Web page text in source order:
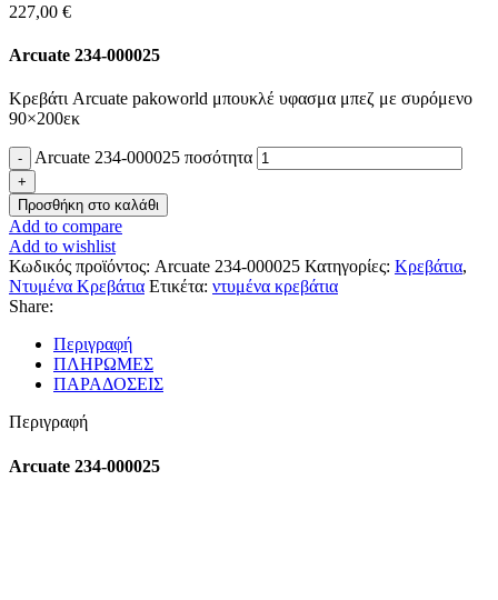
227,00 €
Arcuate 234-000025
Κρεβάτι Arcuate pakoworld μπουκλέ υφασμα μπεζ με συρόμενο
90×200εκ
Arcuate 234-000025 ποσότητα
Προσθήκη στο καλάθι
Add to compare
Add to wishlist
Κωδικός προϊόντος: Arcuate 234-000025 Κατηγορίες: Κρεβάτια,
Ντυμένα Κρεβάτια Ετικέτα: ντυμένα κρεβάτια
Share:
Περιγραφή
ΠΛΗΡΩΜΕΣ
ΠΑΡΑΔΟΣΕΙΣ
Περιγραφή
Arcuate 234-000025